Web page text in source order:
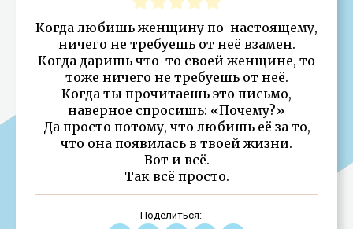
Когда любишь женщину по-настоящему,
ничего не требуешь от неё взамен.
Когда даришь что-то своей женщине, то
тоже ничего не требуешь от неё.
Когда ты прочитаешь это письмо,
наверное спросишь: «Почему?»
Да просто потому, что любишь её за то,
что она появилась в твоей жизни.
Вот и всё.
Так всё просто.
Поделиться: